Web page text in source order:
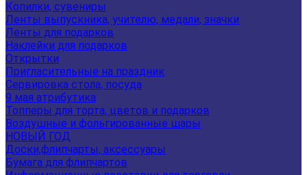
Копилки, сувениры
Ленты выпускника, учителю, медали, значки
Ленты для подарков
Наклейки для подарков
Открытки
Пригласительные на праздник
Сервировка стола, посуда
9 мая атрибутика
Топперы для торта, цветов и подарков
Воздушные и фольгированные шары
НОВЫЙ ГОД
Доски,флипчарты, аксессуары
Бумага для флипчартов